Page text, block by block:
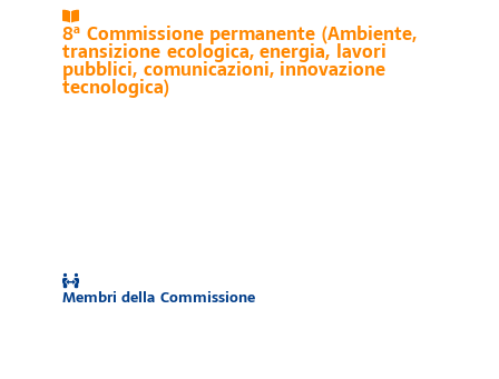
8ª Commissione permanente (Ambiente,
transizione ecologica, energia, lavori
pubblici, comunicazioni, innovazione
tecnologica)
Membri della Commissione